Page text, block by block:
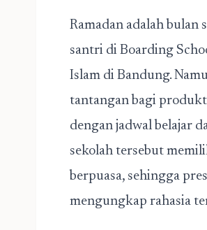
Ramadan adalah
santri di Boarding
Islam di Bandung.
tantangan bagi
dengan jadwal belajar
sekolah tersebut
berpuasa, sehingga
mengungkap rahasia